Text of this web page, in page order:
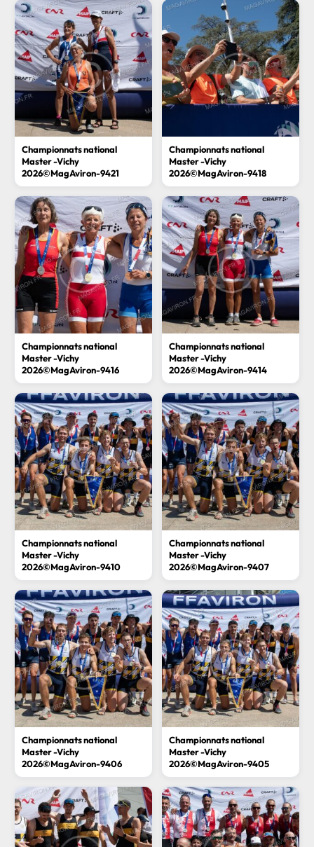
Championnats national
Master -Vichy
2026©MagAviron-9421
Championnats national
Master -Vichy
2026©MagAviron-9418
Championnats national
Master -Vichy
2026©MagAviron-9416
Championnats national
Master -Vichy
2026©MagAviron-9414
Championnats national
Master -Vichy
2026©MagAviron-9410
Championnats national
Master -Vichy
2026©MagAviron-9407
Championnats national
Master -Vichy
2026©MagAviron-9406
Championnats national
Master -Vichy
2026©MagAviron-9405